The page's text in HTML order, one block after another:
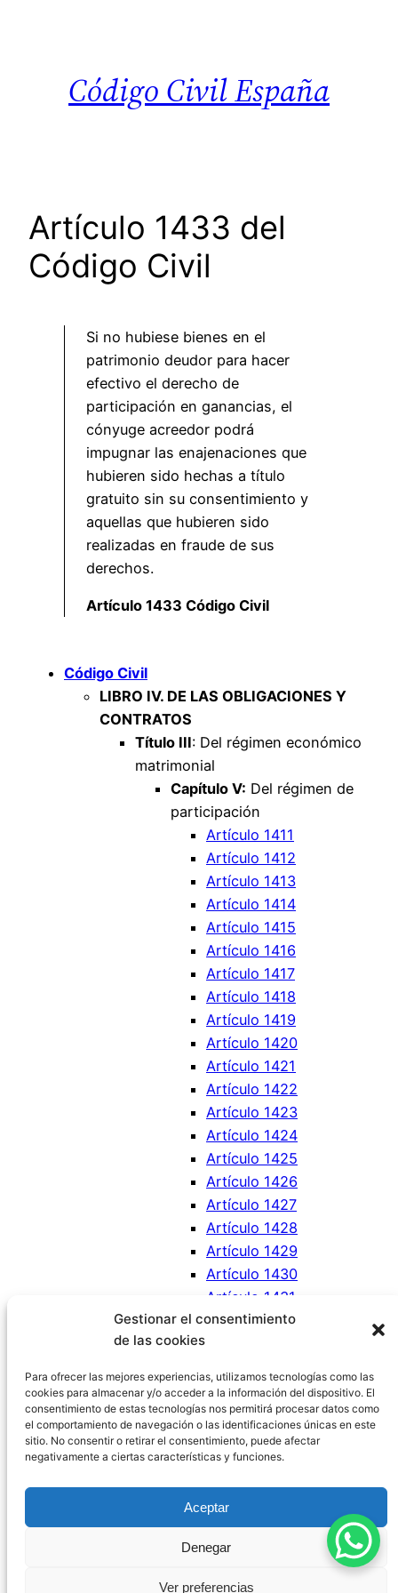
Gestionar el consentimiento
de las cookies
Para ofrecer las mejores experiencias, utilizamos tecnologías como las
cookies para almacenar y/o acceder a la información del dispositivo. El
consentimiento de estas tecnologías nos permitirá procesar datos como
el comportamiento de navegación o las identificaciones únicas en este
sitio. No consentir o retirar el consentimiento, puede afectar
negativamente a ciertas características y funciones.
Aceptar
Denegar
Ver preferencias
Código Civil España
Artículo 1433 del
Código Civil
Si no hubiese bienes en el
patrimonio deudor para hacer
efectivo el derecho de
participación en ganancias, el
cónyuge acreedor podrá
impugnar las enajenaciones que
hubieren sido hechas a título
gratuito sin su consentimiento y
aquellas que hubieren sido
realizadas en fraude de sus
derechos.
Artículo 1433 Código Civil
Código Civil
LIBRO IV. DE LAS OBLIGACIONES Y
CONTRATOS
Título III: Del régimen económico
matrimonial
Capítulo V: Del régimen de
participación
Artículo 1411
Artículo 1412
Artículo 1413
Artículo 1414
Artículo 1415
Artículo 1416
Artículo 1417
Artículo 1418
Artículo 1419
Artículo 1420
Artículo 1421
Artículo 1422
Artículo 1423
Artículo 1424
Artículo 1425
Artículo 1426
Artículo 1427
Artículo 1428
Artículo 1429
Artículo 1430
Artículo 1431
Artículo 1432
Política de Privacidad
Política de
Contacto